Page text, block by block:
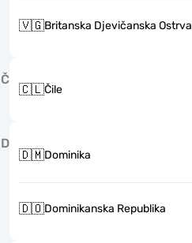
🇻🇬Britanska Djevičanska Ostrva
Č
🇨🇱Čile
D
🇩🇲Dominika
🇩🇴Dominikanska Republika